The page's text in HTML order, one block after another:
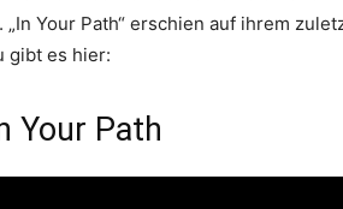
Your Path“ erschien auf ihrem
gibt es hier:
Your Path